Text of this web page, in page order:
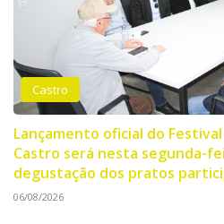
Castro
Lançamento oficial do
Castro será nesta segunda-
degustação dos pratos
06/08/2026